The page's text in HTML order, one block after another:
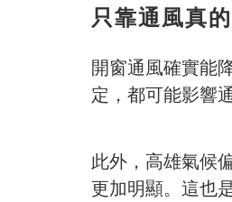
只靠通風真
開窗通風確實能
定，都可能影響
此外，高雄氣候
更加明顯。這也